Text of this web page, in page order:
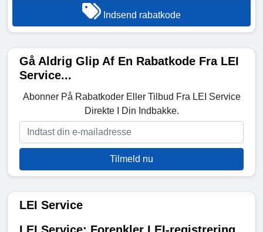
Indsend rabatkode
Gå Aldrig Glip Af En Rabatkode Fra LEI
Service...
Abonner På Rabatkoder Eller Tilbud Fra LEI Service
Direkte I Din Indbakke.
Tilmeld nu
LEI Service